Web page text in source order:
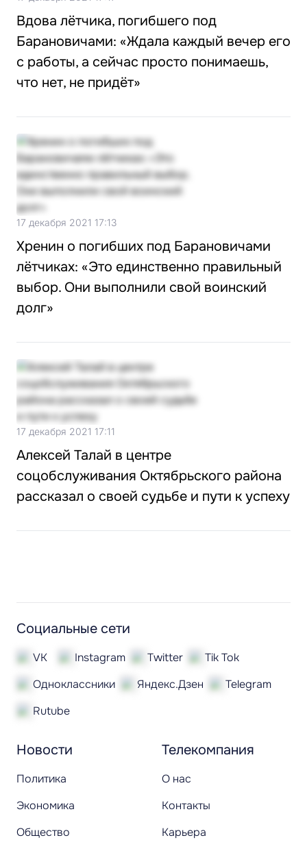
Вдова лётчика, погибшего под
Барановичами: «Ждала каждый вечер его
с работы, а сейчас просто понимаешь,
что нет, не придёт»
17 декабря 2021 17:13
Хренин о погибших под Барановичами
лётчиках: «Это единственно правильный
выбор. Они выполнили свой воинский
долг»
17 декабря 2021 17:11
Алексей Талай в центре
соцобслуживания Октябрьского района
рассказал о своей судьбе и пути к успеху
Новости
Политика
Экономика
Общество
Телекомпания
О нас
Контакты
Карьера
Социальные сети
VK Instagram Twitter
Tik Tok
Одноклассники
Яндекс.Дзен
Telegram
Rutube